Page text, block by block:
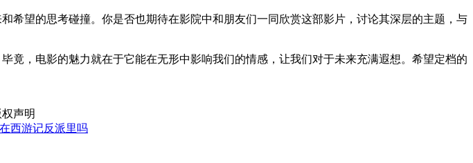
希望的思考碰撞。你是否也期待在影院中和朋友们一同欣赏这部影片，讨论其深层的主题，与
，电影的魅力就在于它能在无形中影响我们的情感，让我们对于未来充满遐想。希望定档的
西游记反派里吗